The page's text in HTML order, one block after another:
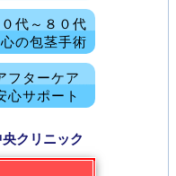
０代～８０代
の包茎手術
フターケア
心サポート
央クリニック